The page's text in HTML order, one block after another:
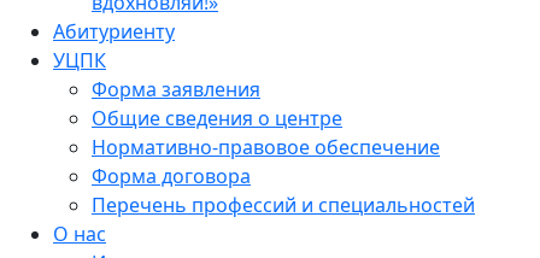
Абитуриенту
УЦПК
Форма заявления
Общие сведения о центре
Нормативно-правовое обеспечение
Форма договора
Перечень профессий и специальностей
О нас